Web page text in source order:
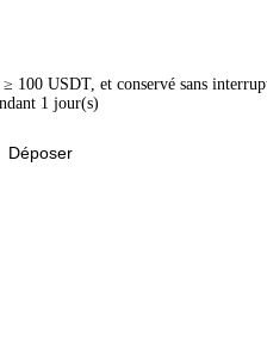
100 USDT, et conservé sans
1 jour(s)
Déposer